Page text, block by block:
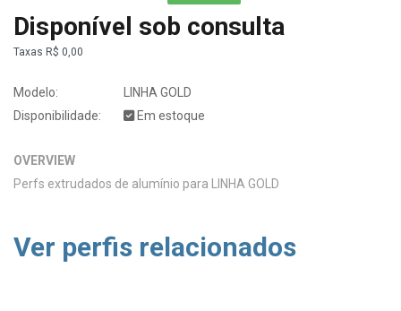
Disponível sob consulta
Taxas R$ 0,00
Modelo:
LINHA GOLD
Disponibilidade:
Em estoque
OVERVIEW
Perfs extrudados de alumínio para LINHA GOLD
Ver perfis relacionados